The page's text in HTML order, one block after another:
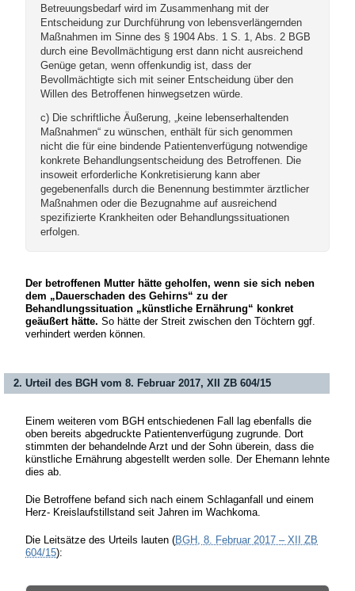
Betreuungsbedarf wird im Zusammenhang mit der
Entscheidung zur Durchführung von lebensverlängernden
Maßnahmen im Sinne des § 1904 Abs. 1 S. 1, Abs. 2 BGB
durch eine Bevollmächtigung erst dann nicht ausreichend
Genüge getan, wenn offenkundig ist, dass der
Bevollmächtigte sich mit seiner Entscheidung über den
Willen des Betroffenen hinwegsetzen würde.
c) Die schriftliche Äußerung, „keine lebenserhaltenden
Maßnahmen“ zu wünschen, enthält für sich genommen
nicht die für eine bindende Patientenverfügung notwendige
konkrete Behandlungsentscheidung des Betroffenen. Die
insoweit erforderliche Konkretisierung kann aber
gegebenenfalls durch die Benennung bestimmter ärztlicher
Maßnahmen oder die Bezugnahme auf ausreichend
spezifizierte Krankheiten oder Behandlungssituationen
erfolgen.
Der betroffenen Mutter hätte geholfen, wenn sie sich neben
dem „Dauerschaden des Gehirns“ zu der
Behandlungssituation „künstliche Ernährung“ konkret
geäußert hätte. So hätte der Streit zwischen den Töchtern ggf.
verhindert werden können.
2. Urteil des BGH vom 8. Februar 2017, XII ZB 604/15
Einem weiteren vom BGH entschiedenen Fall lag ebenfalls die
oben bereits abgedruckte Patientenverfügung zugrunde. Dort
stimmten der behandelnde Arzt und der Sohn überein, dass die
künstliche Ernährung abgestellt werden solle. Der Ehemann lehnte
dies ab.
Die Betroffene befand sich nach einem Schlaganfall und einem
Herz- Kreislaufstillstand seit Jahren im Wachkoma.
Die Leitsätze des Urteils lauten (BGH, 8. Februar 2017 – XII ZB
604/15):